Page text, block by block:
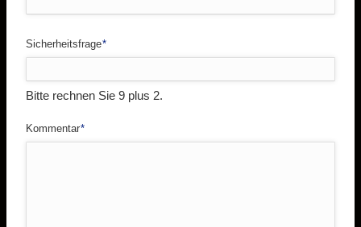
Pflichtfeld
Sicherheitsfrage*
Bitte rechnen Sie 9 plus 2.
Pflichtfeld
Kommentar*